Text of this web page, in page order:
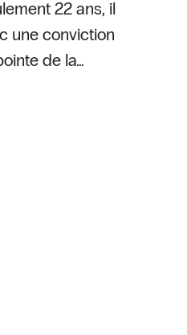
22 ans, il
une conviction
de la…